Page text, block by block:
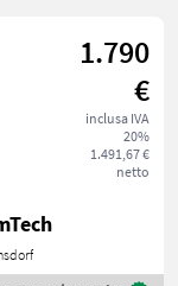
1.790
€
inclusa IVA
20%
1.491,67 €
netto
del